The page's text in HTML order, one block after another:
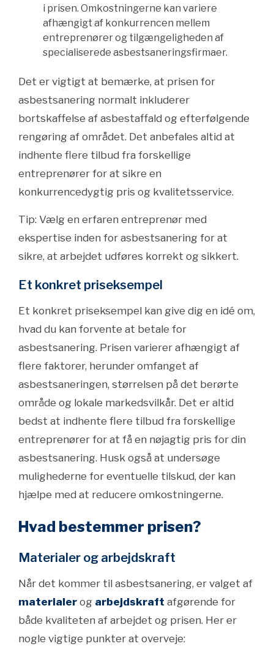
i prisen. Omkostningerne kan variere
afhængigt af konkurrencen mellem
entreprenører og tilgængeligheden af
specialiserede asbestsaneringsfirmaer.
Det er vigtigt at bemærke, at prisen for
asbestsanering normalt inkluderer
bortskaffelse af asbestaffald og efterfølgende
rengøring af området. Det anbefales altid at
indhente flere tilbud fra forskellige
entreprenører for at sikre en
konkurrencedygtig pris og kvalitetsservice.
Tip: Vælg en erfaren entreprenør med
ekspertise inden for asbestsanering for at
sikre, at arbejdet udføres korrekt og sikkert.
Et konkret priseksempel
Et konkret priseksempel kan give dig en idé om,
hvad du kan forvente at betale for
asbestsanering. Prisen varierer afhængigt af
flere faktorer, herunder omfanget af
asbestsaneringen, størrelsen på det berørte
område og lokale markedsvilkår. Det er altid
bedst at indhente flere tilbud fra forskellige
entreprenører for at få en nøjagtig pris for din
asbestsanering. Husk også at undersøge
mulighederne for eventuelle tilskud, der kan
hjælpe med at reducere omkostningerne.
Hvad bestemmer prisen?
Materialer og arbejdskraft
Når det kommer til asbestsanering, er valget af
materialer og arbejdskraft afgørende for
både kvaliteten af arbejdet og prisen. Her er
nogle vigtige punkter at overveje: